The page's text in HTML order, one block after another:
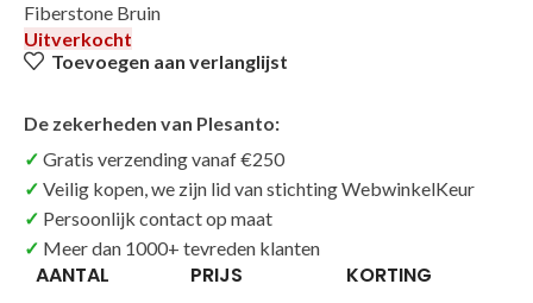
Fiberstone Bruin
Uitverkocht
Toevoegen aan verlanglijst
De zekerheden van Plesanto:
Gratis verzending vanaf €250
Veilig kopen, we zijn lid van stichting WebwinkelKeur
Persoonlijk contact op maat
Meer dan 1000+ tevreden klanten
AANTAL PRIJS KORTING